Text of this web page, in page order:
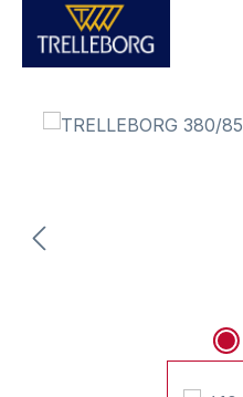
Bildergalerie überspringen